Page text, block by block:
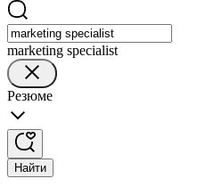
marketing specialist
Резюме
Найти